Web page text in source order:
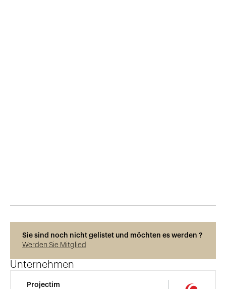
Sie sind noch nicht gelistet und möchten es werden ?
Werden Sie Mitglied
Unternehmen
Projectim